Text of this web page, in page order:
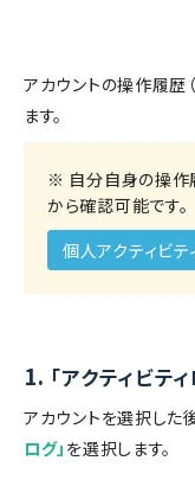
アカウントの操作履歴
ます。
※ 自分自身の操作
から確認可能です。
個人アクティビ
1. 「アクティビテ
アカウントを選択した
ログ」 を選択します。